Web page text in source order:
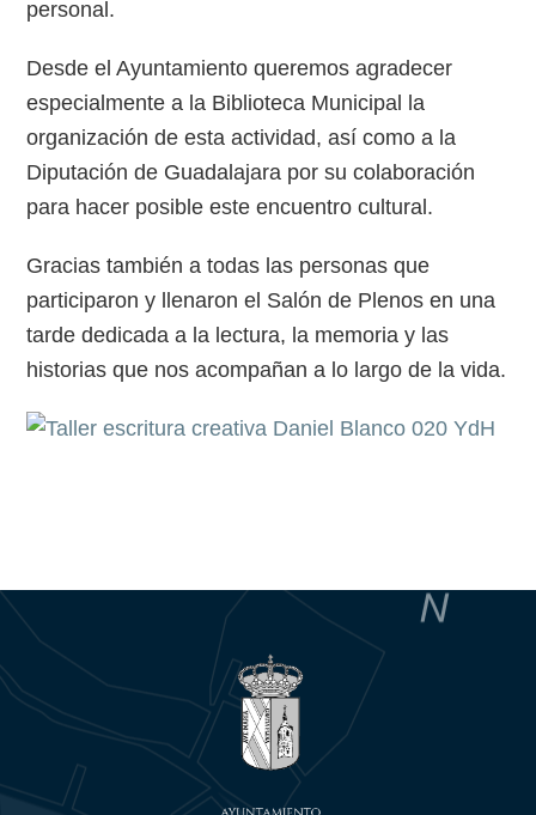
personal.
Desde el Ayuntamiento queremos agradecer
especialmente a la Biblioteca Municipal la
organización de esta actividad, así como a la
Diputación de Guadalajara por su colaboración
para hacer posible este encuentro cultural.
Gracias también a todas las personas que
participaron y llenaron el Salón de Plenos en una
tarde dedicada a la lectura, la memoria y las
historias que nos acompañan a lo largo de la vida.